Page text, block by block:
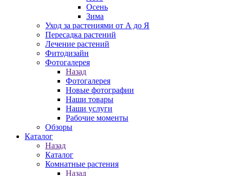
Осень
Зима
Уход за растениями от А до Я
Пересадка растений
Лечение растений
Фитодизайн
Фотогалерея
Назад
Фотогалерея
Новые фотографии
Наши товары
Наши услуги
Рабочие моменты
Обзоры
Каталог
Назад
Каталог
Комнатные растения
Назад